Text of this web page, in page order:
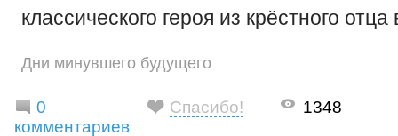
классического героя из крёстного отца
Дни минувшего будущего
0
комментариев
Спасибо! 1348